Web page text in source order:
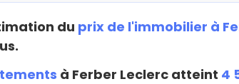
du prix de l'immobilier à
à Ferber Leclerc atteint 4